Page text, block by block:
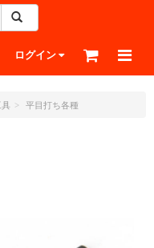
ログイン
平目打ち各種